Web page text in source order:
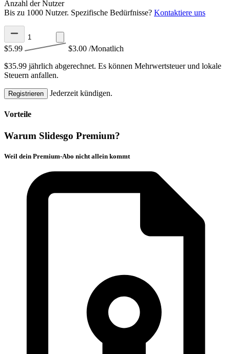
Anzahl der Nutzer
Bis zu 1000 Nutzer. Spezifische Bedürfnisse? Kontaktiere uns
$5.99 $3.00 /Monatlich
$35.99 jährlich abgerechnet. Es können Mehrwertsteuer und lokale
Steuern anfallen.
Registrieren Jederzeit kündigen.
Vorteile
Warum Slidesgo Premium?
Weil dein Premium-Abo nicht allein kommt